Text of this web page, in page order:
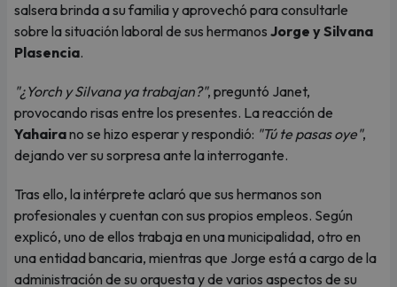
salsera brinda a su familia y aprovechó para consultarle
sobre la situación laboral de sus hermanos Jorge y Silvana
Plasencia.
"¿Yorch y Silvana ya trabajan?", preguntó Janet,
provocando risas entre los presentes. La reacción de
Yahairano se hizo esperar y respondió: "Tú te pasas oye",
dejando ver su sorpresa ante la interrogante.
Tras ello, la intérprete aclaró que sus hermanos son
profesionales y cuentan con sus propios empleos. Según
explicó, uno de ellos trabaja en una municipalidad, otro en
una entidad bancaria, mientras que Jorge está a cargo de la
administración de su orquesta y de varios aspectos de su